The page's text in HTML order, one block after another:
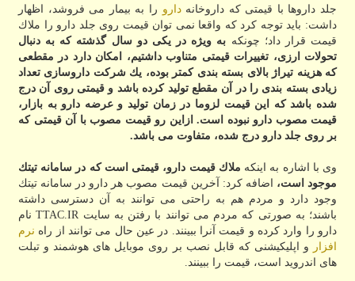
جلد داروها با قیمتی كه داروخانهدارو را به بیمار می فروشد، اظهار
داشت: باید توجه كرد كه واقعا نمی توان قیمت روی جلد دارو را ملاك
قیمت قرار داد؛ چونكه به ویژه در یكی دو سال گذشته كه به دنبال
تحولات ارزی، تغییرات قیمتی متناوب داشتیم، امكان دارد در مقطعی
كه هزینه تیراژ بالای بسته بندی كمتر بوده، یك شركت داروسازی تعداد
زیادی بسته بندی را در آن مقطع تولید كرده باشد و قیمتی روی آن درج
شده باشد كه این قیمت لزوما در زمان تولید و عرضه دارو به بازار،
قیمت مصوب دارو نبوده است. ازاین رو قیمت مصوب با آن قیمتی كه
بر روی جلد دارو درج شده، متفاوت می باشد.
وی با اشاره به اینكه ملاك قیمت دارو، قیمتی است كه در سامانه تیتك
موجود است،
اضافه كرد: آخرین قیمت مصوب هر دارو در سامانه تیتك
وجود دارد و مردم هم به راحتی می توانند به آن دسترسی داشته
باشند؛ به صورتی كه مردم می توانند با رفتن به سایت TTAC.IR نام
دارو را وارد كرده و قیمت آنرا ببینند. در عین حال می توانند از راه نرم
افزار
و اپلیكیشنی كه قابل نصب بر روی موبایل های هوشمند و تبلت
های اندروید است، قیمت را ببینند.